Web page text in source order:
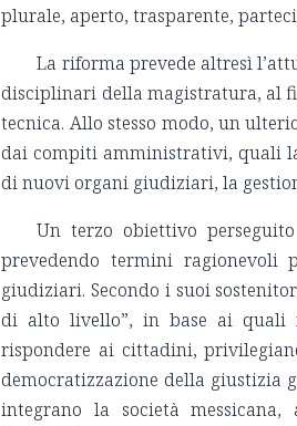
plurale, aperto, trasparente,
La riforma prevede altresì
disciplinari della magistratura, al
tecnica. Allo stesso modo, un
dai compiti amministrativi, quali
di nuovi organi giudiziari, la
Un terzo obiettivo
prevedendo termini ragionevoli
giudiziari. Secondo i suoi
di alto livello”, in base ai quali
rispondere ai cittadini,
democratizzazione della giustizia
integrano la società